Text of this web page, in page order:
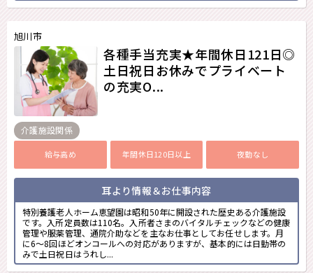
旭川市
各種手当充実★年間休日121日◎
土日祝日お休みでプライベート
の充実O...
介護施設関係
給与高め 年間休日120日以上 夜勤なし
耳より情報＆お仕事内容
特別養護老人ホーム恵望園は昭和50年に開設された歴史ある介護施設
です。入所定員数は110名。入所者さまのバイタルチェックなどの健康
管理や服薬管理、通院介助などを主なお仕事としてお任せします。月
に6～8回ほどオンコールへの対応がありますが、基本的には日勤帯の
みで土日祝日はうれし...